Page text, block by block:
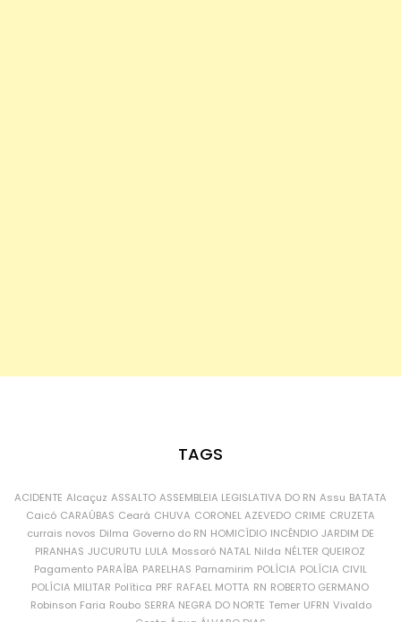
TAGS
ACIDENTE Alcaçuz ASSALTO ASSEMBLEIA LEGISLATIVA DO RN Assu BATATA
Caicó CARAÚBAS Ceará CHUVA CORONEL AZEVEDO CRIME CRUZETA
currais novos Dilma Governo do RN HOMICÍDIO INCÊNDIO JARDIM DE
PIRANHAS JUCURUTU LULA Mossoró NATAL Nilda NÉLTER QUEIROZ
Pagamento PARAÍBA PARELHAS Parnamirim POLÍCIA POLÍCIA CIVIL
POLÍCIA MILITAR Política PRF RAFAEL MOTTA RN ROBERTO GERMANO
Robinson Faria Roubo SERRA NEGRA DO NORTE Temer UFRN Vivaldo